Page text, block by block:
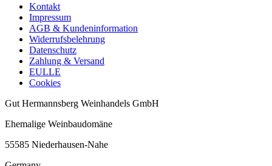
Kontakt
Impressum
AGB & Kundeninformation
Widerrufsbelehrung
Datenschutz
Zahlung & Versand
EULLE
Cookies
Gut Hermannsberg Weinhandels GmbH
Ehemalige Weinbaudomäne
55585 Niederhausen-Nahe